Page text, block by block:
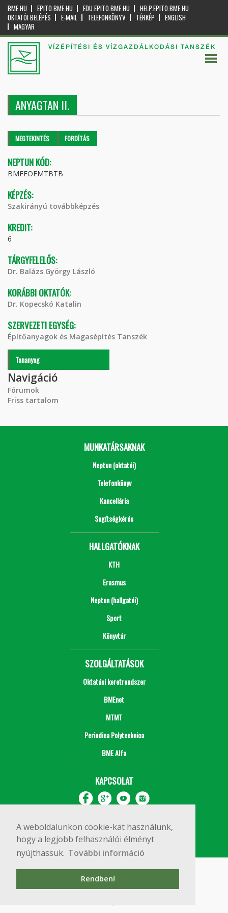
A weboldalunkon cookie-kat használunk,
hogy a legjobb felhasználói élményt
nyújthassuk. További információ
Rendben!
BME.HU EPITO.BME.HU EDU.EPITO.BME.HU
HELP.EPITO.BME.HU
OKTATÓI BELÉPÉS
E-MAIL TELEFONKÖNYV TÉRKÉP
ENGLISH
MAGYAR
VÍZÉPÍTÉSI ÉS VÍZGAZDÁLKODÁSI TANSZÉK
ANYAGTAN II.
Elsődleges fülek
MEGTEKINTÉS (AKTÍVFORDÍTÁS
NEPTUN KÓD:
BMEEOEMTBTB
KÉPZÉS:
Szakirányú továbbképzés
KREDIT:
6
TÁRGYFELELŐS:
Dr. Balázs György László
KORÁBBI OKTATÓK:
Dr. Kopecskó Katalin
SZERVEZETI EGYSÉG:
Építőanyagok és Magasépítés Tanszék
Tananyag
Navigáció
Fórumok
Friss tartalom
MUNKATÁRSAKNAK
Neptun (oktatói)
Telefonkönyv
Kancellária
Segítségkérés
HALLGATÓKNAK
KTH
Erasmus
Neptun (hallgatói)
Sport
Könyvtár
SZOLGÁLTATÁSOK
Oktatási keretrendszer
BMEnet
MTMT
Periodica Polytechnica
BME Alfa
KAPCSOLAT
Copyright © 2020 BME Építőmérnöki Kar
1111 Budapest, Műegyetem rkp. 3.